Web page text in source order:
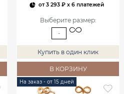
от3 293 ₽x 6 платежей
Выберите размер:
-
Купить в один клик
В КОРЗИНУ
На заказ - от 15 дней